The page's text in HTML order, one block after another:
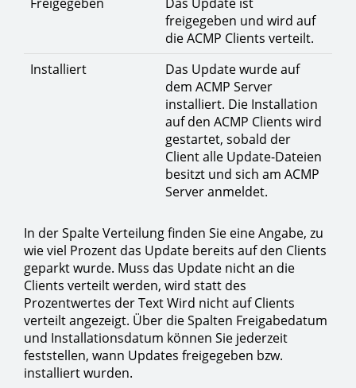
freigegeben und wird auf
die ACMP Clients verteilt.
Installiert
Das Update wurde auf
dem ACMP Server
installiert. Die Installation
auf den ACMP Clients wird
gestartet, sobald der
Client alle Update-Dateien
besitzt und sich am ACMP
Server anmeldet.
In der Spalte Verteilung finden Sie eine Angabe, zu
wie viel Prozent das Update bereits auf den Clients
geparkt wurde. Muss das Update nicht an die
Clients verteilt werden, wird statt des
Prozentwertes der Text Wird nicht auf Clients
verteilt angezeigt. Über die Spalten Freigabedatum
und Installationsdatum können Sie jederzeit
feststellen, wann Updates freigegeben bzw.
installiert wurden.